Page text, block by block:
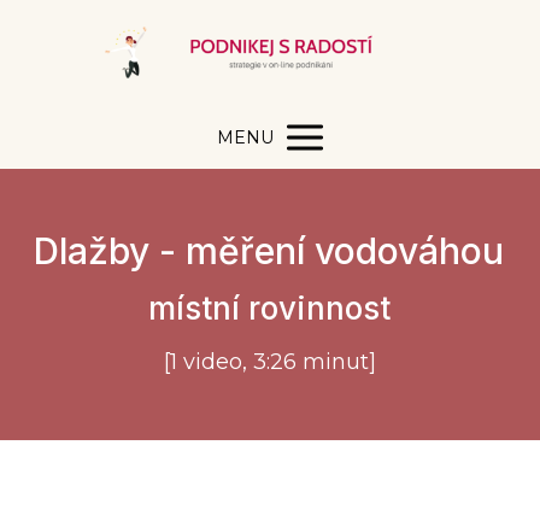
MENU
Dlažby - měření vodováhou
místní rovinnost
[1 video, 3:26 minut]